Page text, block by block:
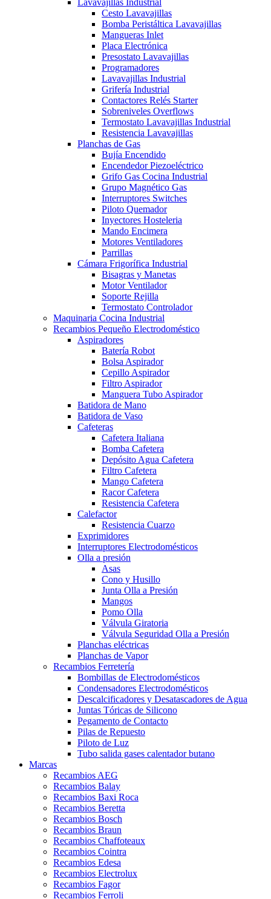
Lavavajillas Industrial
Cesto Lavavajillas
Bomba Peristáltica Lavavajillas
Mangueras Inlet
Placa Electrónica
Presostato Lavavajillas
Programadores
Lavavajillas Industrial
Grifería Industrial
Contactores Relés Starter
Sobreniveles Overflows
Termostato Lavavajillas Industrial
Resistencia Lavavajillas
Planchas de Gas
Bujía Encendido
Encendedor Piezoeléctrico
Grifo Gas Cocina Industrial
Grupo Magnético Gas
Interruptores Switches
Piloto Quemador
Inyectores Hosteleria
Mando Encimera
Motores Ventiladores
Parrillas
Cámara Frigorífica Industrial
Bisagras y Manetas
Motor Ventilador
Soporte Rejilla
Termostato Controlador
Maquinaria Cocina Industrial
Recambios Pequeño Electrodoméstico
Aspiradores
Batería Robot
Bolsa Aspirador
Cepillo Aspirador
Filtro Aspirador
Manguera Tubo Aspirador
Batidora de Mano
Batidora de Vaso
Cafeteras
Cafetera Italiana
Bomba Cafetera
Depósito Agua Cafetera
Filtro Cafetera
Mango Cafetera
Racor Cafetera
Resistencia Cafetera
Calefactor
Resistencia Cuarzo
Exprimidores
Interruptores Electrodomésticos
Olla a presión
Asas
Cono y Husillo
Junta Olla a Presión
Mangos
Pomo Olla
Válvula Giratoria
Válvula Seguridad Olla a Presión
Planchas eléctricas
Planchas de Vapor
Recambios Ferretería
Bombillas de Electrodomésticos
Condensadores Electrodomésticos
Descalcificadores y Desatascadores de Agua
Juntas Tóricas de Silicono
Pegamento de Contacto
Pilas de Repuesto
Piloto de Luz
Tubo salida gases calentador butano
Marcas
Recambios AEG
Recambios Balay
Recambios Baxi Roca
Recambios Beretta
Recambios Bosch
Recambios Braun
Recambios Chaffoteaux
Recambios Cointra
Recambios Edesa
Recambios Electrolux
Recambios Fagor
Recambios Ferroli